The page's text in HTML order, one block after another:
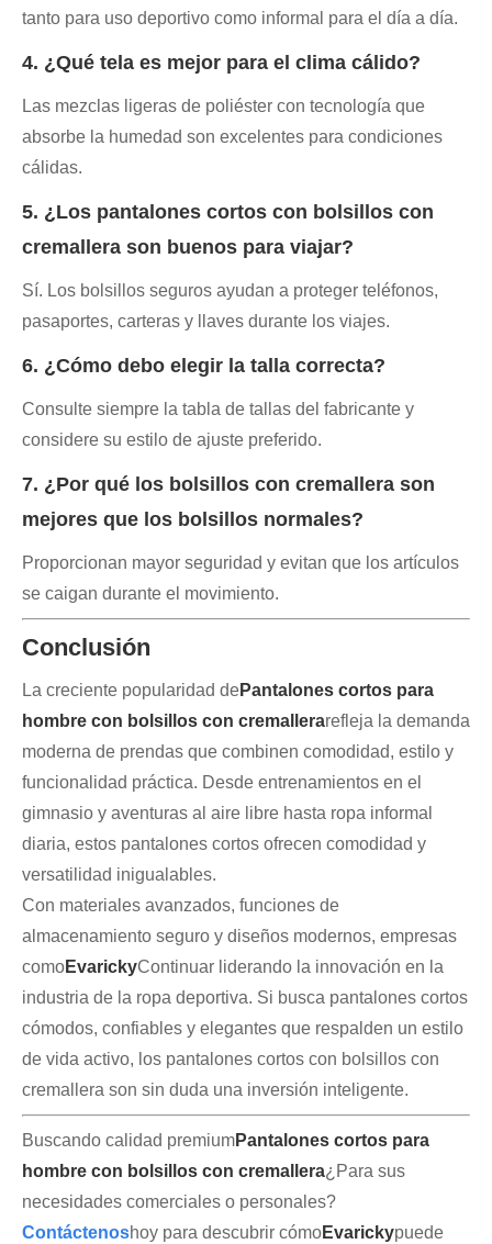
tanto para uso deportivo como informal para el día a día.
4. ¿Qué tela es mejor para el clima cálido?
Las mezclas ligeras de poliéster con tecnología que
absorbe la humedad son excelentes para condiciones
cálidas.
5. ¿Los pantalones cortos con bolsillos con
cremallera son buenos para viajar?
Sí. Los bolsillos seguros ayudan a proteger teléfonos,
pasaportes, carteras y llaves durante los viajes.
6. ¿Cómo debo elegir la talla correcta?
Consulte siempre la tabla de tallas del fabricante y
considere su estilo de ajuste preferido.
7. ¿Por qué los bolsillos con cremallera son
mejores que los bolsillos normales?
Proporcionan mayor seguridad y evitan que los artículos
se caigan durante el movimiento.
Conclusión
La creciente popularidad dePantalones cortos para
hombre con bolsillos con cremallerarefleja la demanda
moderna de prendas que combinen comodidad, estilo y
funcionalidad práctica. Desde entrenamientos en el
gimnasio y aventuras al aire libre hasta ropa informal
diaria, estos pantalones cortos ofrecen comodidad y
versatilidad inigualables.
Con materiales avanzados, funciones de
almacenamiento seguro y diseños modernos, empresas
comoEvarickyContinuar liderando la innovación en la
industria de la ropa deportiva. Si busca pantalones cortos
cómodos, confiables y elegantes que respalden un estilo
de vida activo, los pantalones cortos con bolsillos con
cremallera son sin duda una inversión inteligente.
Buscando calidad premiumPantalones cortos para
hombre con bolsillos con cremallera¿Para sus
necesidades comerciales o personales?
Contáctenoshoy para descubrir cómoEvarickypuede